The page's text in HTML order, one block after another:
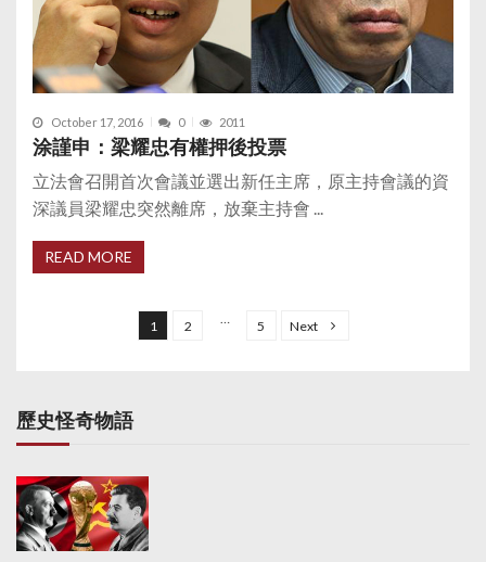
October 17, 2016 0 2011
涂謹申：梁耀忠有權押後投票
立法會召開首次會議並選出新任主席，原主持會議的資
深議員梁耀忠突然離席，放棄主持會 ...
READ MORE
s
p
a
g
i
1 2 5 Next
歷史怪奇物語